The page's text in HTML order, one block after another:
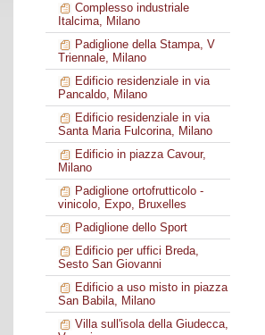
Complesso industriale
Italcima, Milano
Padiglione della Stampa, V
Triennale, Milano
Edificio residenziale in via
Pancaldo, Milano
Edificio residenziale in via
Santa Maria Fulcorina, Milano
Edificio in piazza Cavour,
Milano
Padiglione ortofrutticolo -
vinicolo, Expo, Bruxelles
Padiglione dello Sport
Edificio per uffici Breda,
Sesto San Giovanni
Edificio a uso misto in piazza
San Babila, Milano
Villa sull'isola della Giudecca,